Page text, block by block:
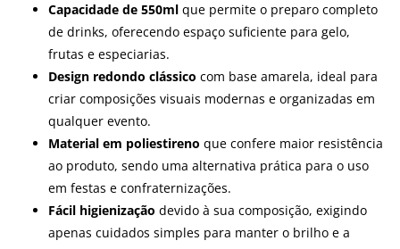
Capacidade de 550ml que permite o preparo completo
de drinks, oferecendo espaço suficiente para gelo,
frutas e especiarias.
Design redondo clássico com base amarela, ideal para
criar composições visuais modernas e organizadas em
qualquer evento.
Material em poliestireno que confere maior resistência
ao produto, sendo uma alternativa prática para o uso
em festas e confraternizações.
Fácil higienização devido à sua composição, exigindo
apenas cuidados simples para manter o brilho e a